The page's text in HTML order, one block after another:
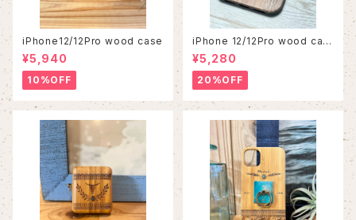
iPhone12/12Pro wood case
¥5,940
10%OFF
iPhone 12/12Pro wood cas
e
¥5,280
20%OFF